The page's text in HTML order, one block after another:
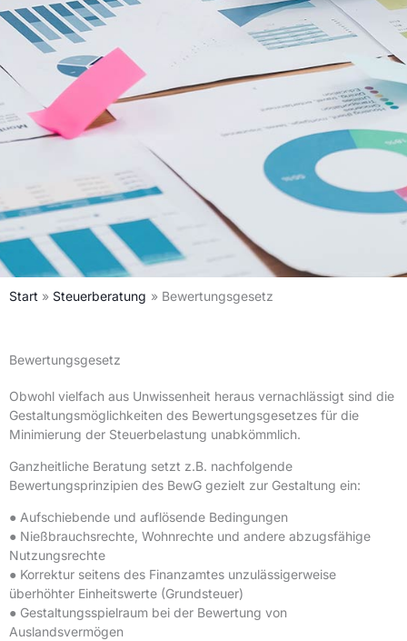
Start Steuerberatung Bewertungsgesetz
Bewertungsgesetz
Obwohl vielfach aus Unwissenheit heraus vernachlässigt sind die
Gestaltungsmöglichkeiten des Bewertungsgesetzes für die
Minimierung der Steuerbelastung unabkömmlich.
Ganzheitliche Beratung setzt z.B. nachfolgende
Bewertungsprinzipien des BewG gezielt zur Gestaltung ein:
● Aufschiebende und auflösende Bedingungen
● Nießbrauchsrechte, Wohnrechte und andere abzugsfähige
Nutzungsrechte
● Korrektur seitens des Finanzamtes unzulässigerweise
überhöhter Einheitswerte (Grundsteuer)
● Gestaltungsspielraum bei der Bewertung von
Auslandsvermögen